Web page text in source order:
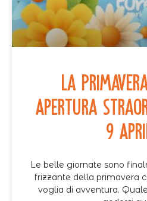
La
Apertura
9
Le belle giornate sono
frizzante della primavera
voglia di avventura.